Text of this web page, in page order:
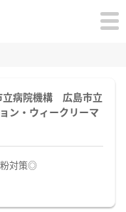
立病院機構 広島市立
ン・ウィークリーマ
対策◎